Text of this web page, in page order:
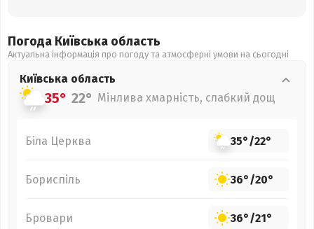
Погода Київська область
Актуальна інформація про погоду та атмосферні умови на сьогодні
Київська область
35° 22° Мінлива хмарність, слабкий дощ
Біла Церква 35°/22°
Бориспіль 36°/20°
Бровари 36°/21°